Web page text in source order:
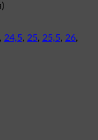
, 24,5, 25, 25,5, 26,